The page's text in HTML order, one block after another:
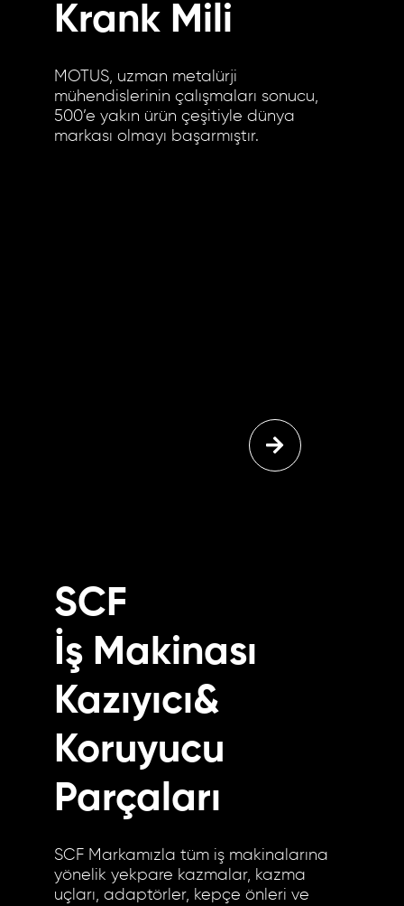
Krank Mili
MOTUS, uzman metalürji
mühendislerinin çalışmaları sonucu,
500’e yakın ürün çeşitiyle dünya
markası olmayı başarmıştır.
SCF
İş Makinası
Kazıyıcı&
Koruyucu
Parçaları
SCF Markamızla tüm iş makinalarına
yönelik yekpare kazmalar, kazma
uçları, adaptörler, kepçe önleri ve